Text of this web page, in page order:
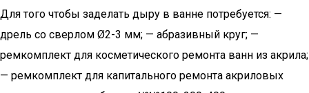
Для того чтобы заделать дыру в ванне потребуется: —
дрель со сверлом Ø2-3 мм; — абразивный круг; —
ремкомплект для косметического ремонта ванн из акрила;
— ремкомплект для капитального ремонта акриловых